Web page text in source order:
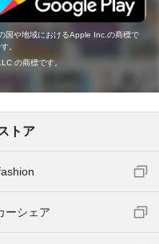
国や地域におけるApple Inc.の商標で
。
の商標です。
トア
ーシェア